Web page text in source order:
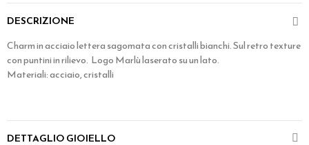
DESCRIZIONE
Charm in acciaio lettera sagomata con cristalli bianchi. Sul retro texture
con puntini in rilievo. Logo Marlù laserato su un lato.
Materiali: acciaio, cristalli
DETTAGLIO GIOIELLO